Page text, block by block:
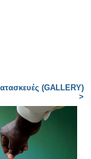
(GALLERY)
>